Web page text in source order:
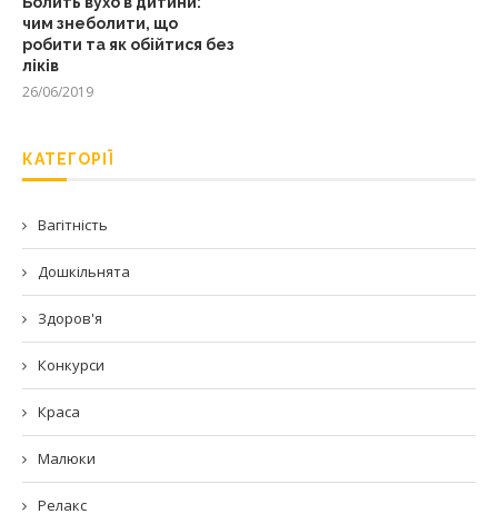
чим знеболити, що
робити та як обійтися без
ліків
26/06/2019
КАТЕГОРІЇ
Вагітність
Дошкільнята
Здоров'я
Конкурси
Краса
Малюки
Релакс